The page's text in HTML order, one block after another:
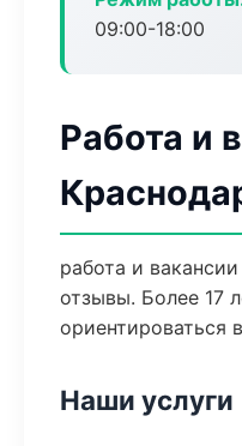
09:00-18:00
Работа и
работа и
отзывы. Более 17
ориентироваться
Наши услуги